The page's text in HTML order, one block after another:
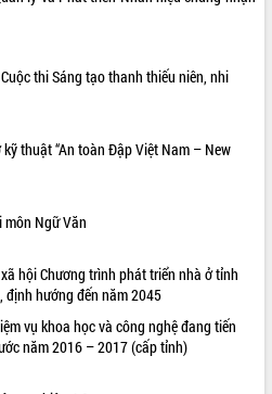
thi Sáng tạo thanh thiếu niên, nhi
thuật “An toàn Đập Việt Nam – New
Ngữ Văn
hội Chương trình phát triển nhà ở tỉnh
hướng đến năm 2045
vụ khoa học và công nghệ đang tiến
năm 2016 – 2017 (cấp tỉnh)